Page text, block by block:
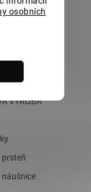
osobních
VÝROBA
prsteň